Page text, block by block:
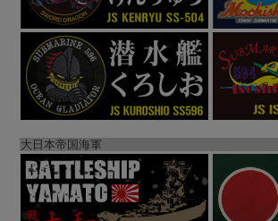
大日本帝国海軍